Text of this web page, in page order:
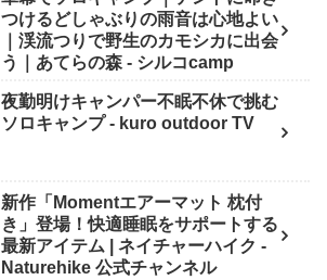
つけるどしゃぶりの雨音は心地よい
｜渓流つりで野生のカモシカに出会
う｜あてらの森 - シルコcamp
夜勤明けキャンパー不眠不休で挑む
ソロキャンプ - kuro outdoor TV
新作「Momentエアーマット 枕付
き」登場！快適睡眠をサポートする
最新アイテム | ネイチャーハイク -
Naturehike 公式チャンネル